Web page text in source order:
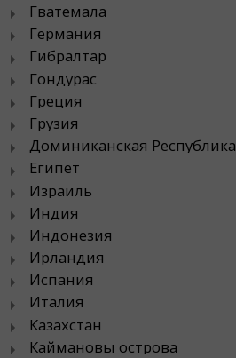
Гватемала
Германия
Гибралтар
Гондурас
Греция
Грузия
Доминиканская Республика
Египет
Израиль
Индия
Индонезия
Ирландия
Испания
Италия
Казахстан
Каймановы острова